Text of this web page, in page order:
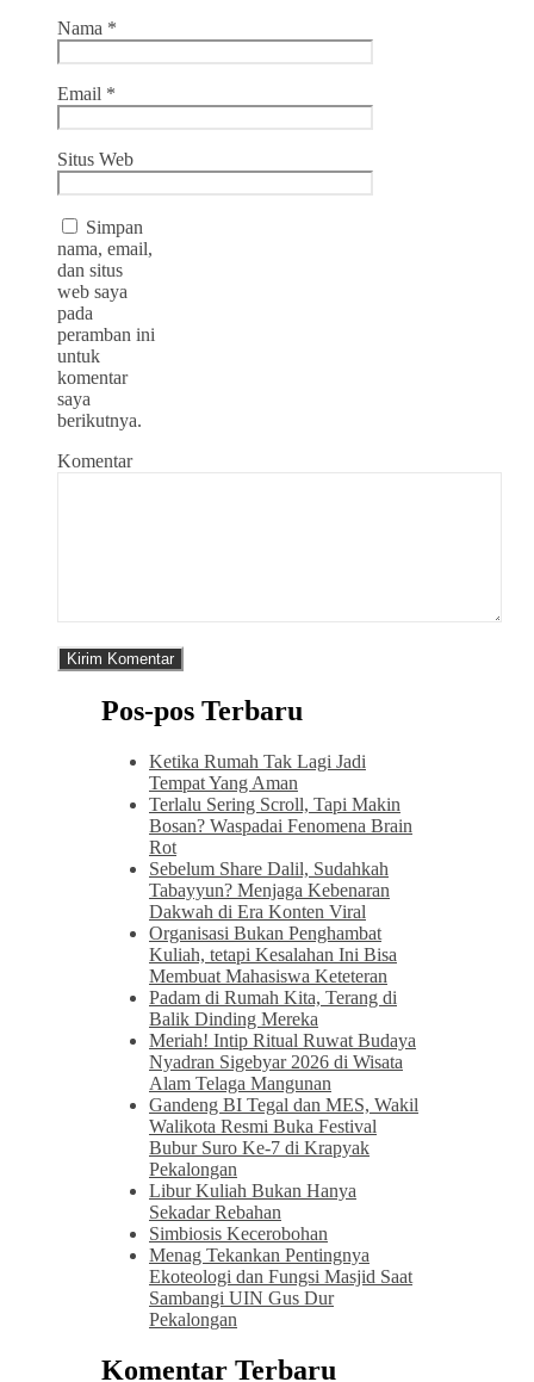
Nama *
Email *
Situs Web
Simpan
nama, email,
dan situs
web saya
pada
peramban ini
untuk
komentar
saya
berikutnya.
Komentar
Pos-pos Terbaru
Ketika Rumah Tak Lagi Jadi
Tempat Yang Aman
Terlalu Sering Scroll, Tapi Makin
Bosan? Waspadai Fenomena Brain
Rot
Sebelum Share Dalil, Sudahkah
Tabayyun? Menjaga Kebenaran
Dakwah di Era Konten Viral
Organisasi Bukan Penghambat
Kuliah, tetapi Kesalahan Ini Bisa
Membuat Mahasiswa Keteteran
Padam di Rumah Kita, Terang di
Balik Dinding Mereka
Meriah! Intip Ritual Ruwat Budaya
Nyadran Sigebyar 2026 di Wisata
Alam Telaga Mangunan
Gandeng BI Tegal dan MES, Wakil
Walikota Resmi Buka Festival
Bubur Suro Ke-7 di Krapyak
Pekalongan
Libur Kuliah Bukan Hanya
Sekadar Rebahan
Simbiosis Kecerobohan
Menag Tekankan Pentingnya
Ekoteologi dan Fungsi Masjid Saat
Sambangi UIN Gus Dur
Pekalongan
Komentar Terbaru